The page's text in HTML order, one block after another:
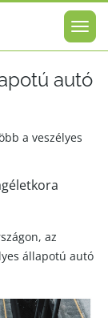
autó
a veszélyes
az
állapotú autó